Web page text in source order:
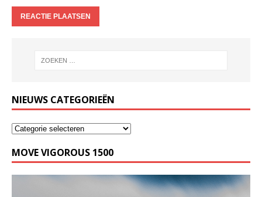
NIEUWS CATEGORIEËN
MOVE VIGOROUS 1500